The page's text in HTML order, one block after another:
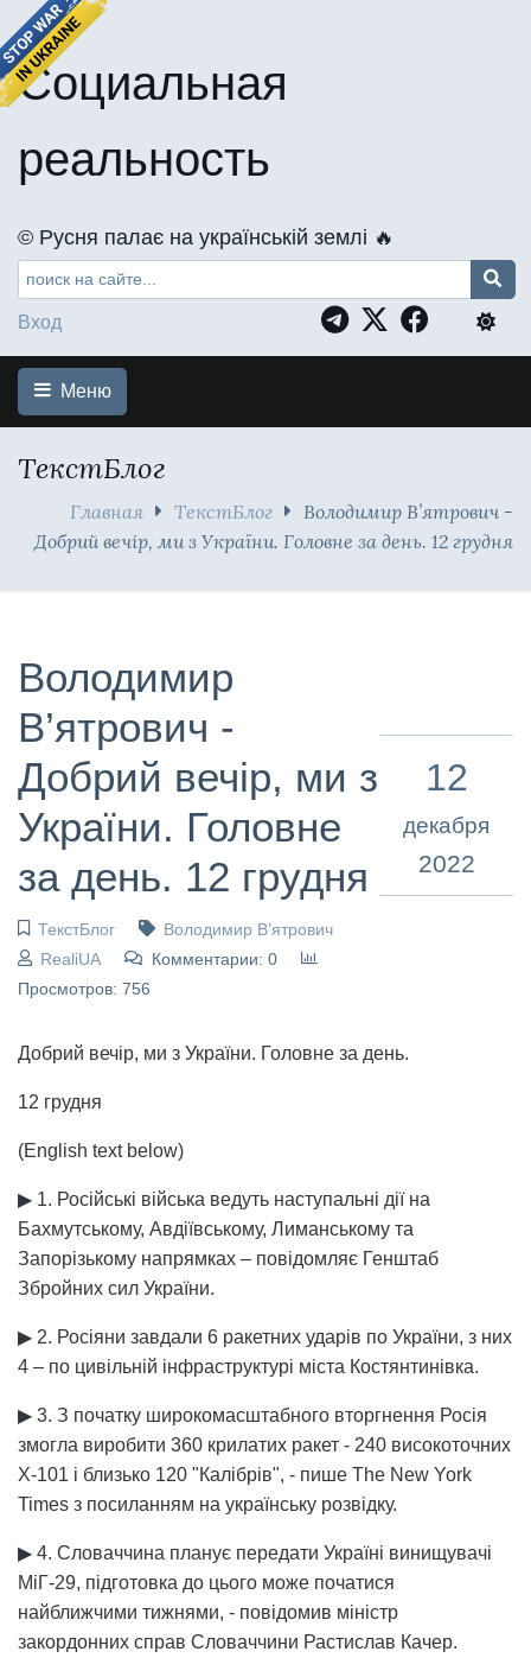
Социальная
реальность
©️ Русня палає на українській землі 🔥
Вход
Меню
ТекстБлог
Главная ТекстБлог
Володимир В’ятрович -
Добрий вечір, ми з України. Головне за день. 12 грудня
Володимир
В’ятрович -
Добрий вечір, ми з
України. Головне
за день. 12 грудня
ТекстБлог
Володимир В’ятрович
RealiUA
Комментарии: 0
Просмотров: 756
12
декабря
2022
Добрий вечір, ми з України. Головне за день.
12 грудня
(English text below)
▶ 1. Російські війська ведуть наступальні дії на
Бахмутському, Авдіївському, Лиманському та
Запорізькому напрямках – повідомляє Генштаб
Збройних сил України.
▶ 2. Росіяни завдали 6 ракетних ударів по України, з них
4 – по цивільній інфраструктурі міста Костянтинівка.
▶ 3. З початку широкомасштабного вторгнення Росія
змогла виробити 360 крилатих ракет - 240 високоточних
Х-101 і близько 120 "Калібрів", - пише The New York
Times з посиланням на українську розвідку.
▶ 4. Словаччина планує передати Україні винищувачі
МіГ-29, підготовка до цього може початися
найближчими тижнями, - повідомив міністр
закордонних справ Словаччини Растислав Качер.